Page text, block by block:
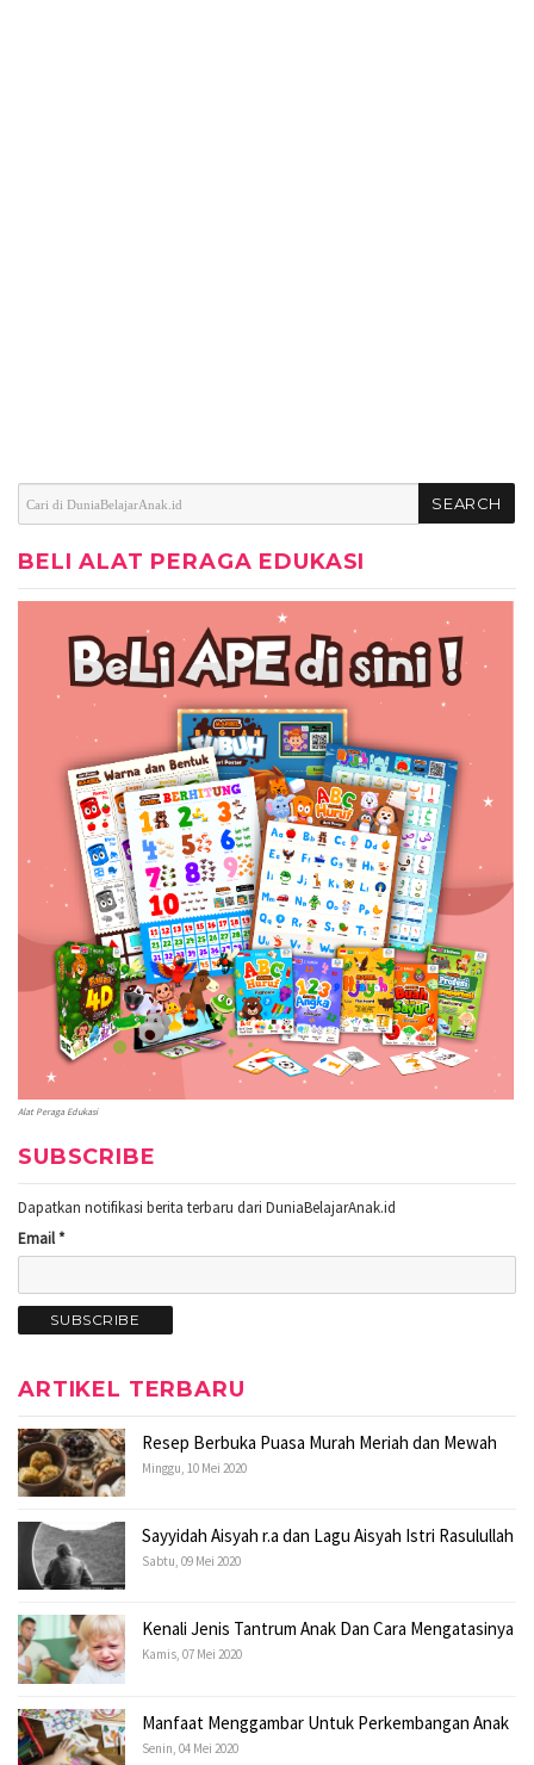
BELI ALAT PERAGA EDUKASI
Alat Peraga Edukasi
SUBSCRIBE
Dapatkan notifikasi berita terbaru dari DuniaBelajarAnak.id
Email *
ARTIKEL TERBARU
Resep Berbuka Puasa Murah Meriah dan Mewah
Minggu, 10 Mei 2020
Sayyidah Aisyah r.a dan Lagu Aisyah Istri Rasulullah
Sabtu, 09 Mei 2020
Kenali Jenis Tantrum Anak Dan Cara Mengatasinya
Kamis, 07 Mei 2020
Manfaat Menggambar Untuk Perkembangan Anak
Senin, 04 Mei 2020